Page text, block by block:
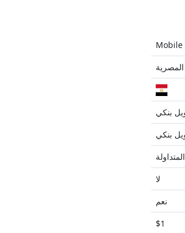
Mobile
المصرية
بنكي
بنكي
لا
نعم
$1